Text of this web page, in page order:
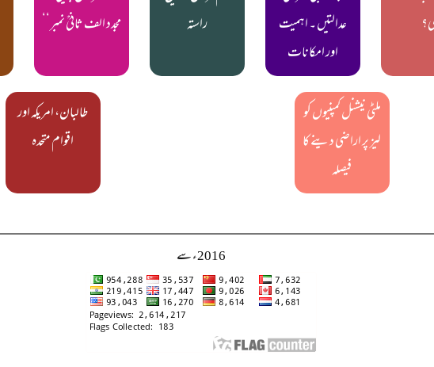
عدالتیں ۔ اہمیت
اور امکانات
راستہ
مجدد الف ثانیؒ نمبر‘‘
ملٹی نیشنل کمپنیوں کو
لیز پر اراضی دینے کا
فیصلہ
طالبان، امریکہ اور
اقوام متحدہ
2016ء سے